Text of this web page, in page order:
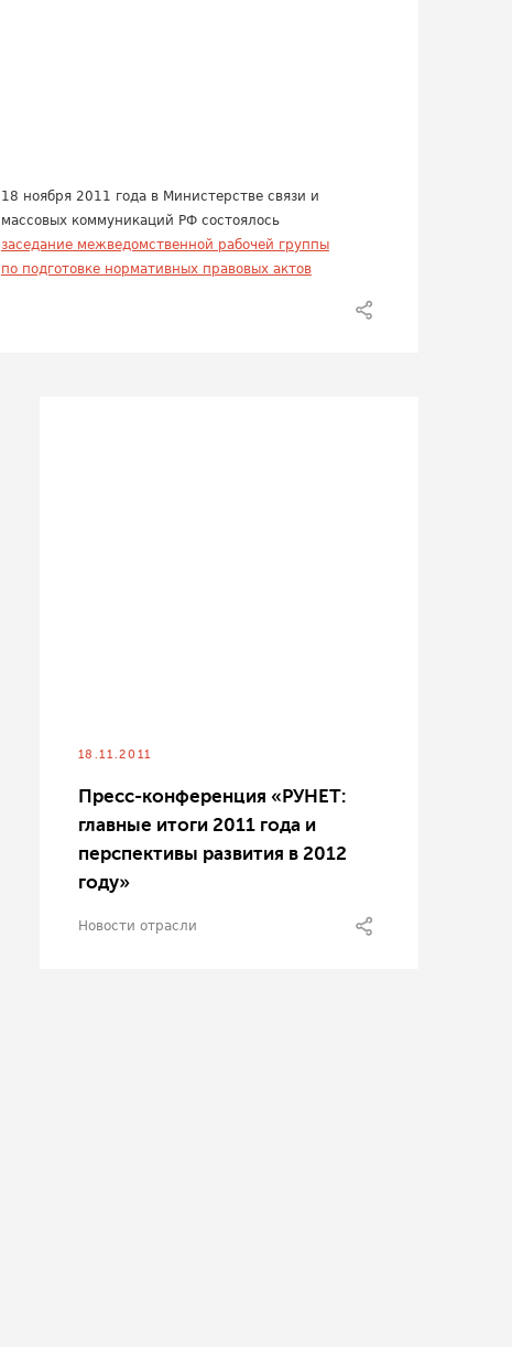
18 ноября 2011 года в Министерстве связи и
массовых коммуникаций РФ состоялось
заседание межведомственной рабочей группы
по подготовке нормативных правовых актов
18.11.2011
Пресс-конференция «РУНЕТ:
главные итоги 2011 года и
перспективы развития в 2012
году»
Новости отрасли